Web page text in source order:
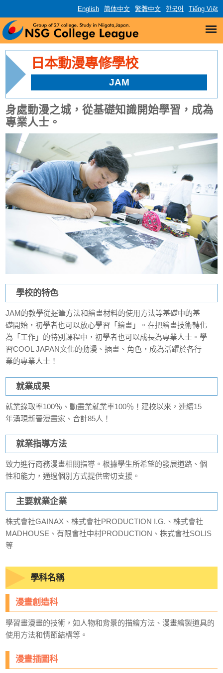
English 简体中文 繁體中文 한국어 Tiếng Việt
日本動漫專修學校
JAM
身處動漫之城，從基礎知識開始學習，成為
專業人士。
學校的特色
JAM的教學從握筆方法和繪畫材料的使用方法等基礎中的基
礎開始，初學者也可以放心學習「繪畫」。在把繪畫技術轉化
為「工作」的特別課程中，初學者也可以成長為專業人士。學
習COOL JAPAN文化的動漫、插畫、角色，成為活躍於各行
業的專業人士！
就業成果
就業錄取率100％、動畫業就業率100％！建校以來，連續15
年湧現新晉漫畫家、合計85人！
就業指導方法
致力進行商務漫畫相關指導。根據學生所希望的發展道路、個
性和能力，通過個別方式提供密切支援。
主要就業企業
株式會社GAINAX、株式會社PRODUCTION I.G.、株式會社
MADHOUSE、有限會社中村PRODUCTION、株式會社SOLIS
等
學科名稱
漫畫創造科
學習畫漫畫的技術，如人物和背景的描繪方法、漫畫繪製道具的
使用方法和情節結構等。
漫畫插圖科